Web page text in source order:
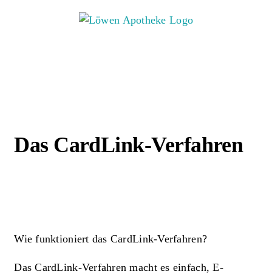
Das CardLink-Verfahren
Wie funktioniert das CardLink-Verfahren?
Das CardLink-Verfahren macht es einfach, E-